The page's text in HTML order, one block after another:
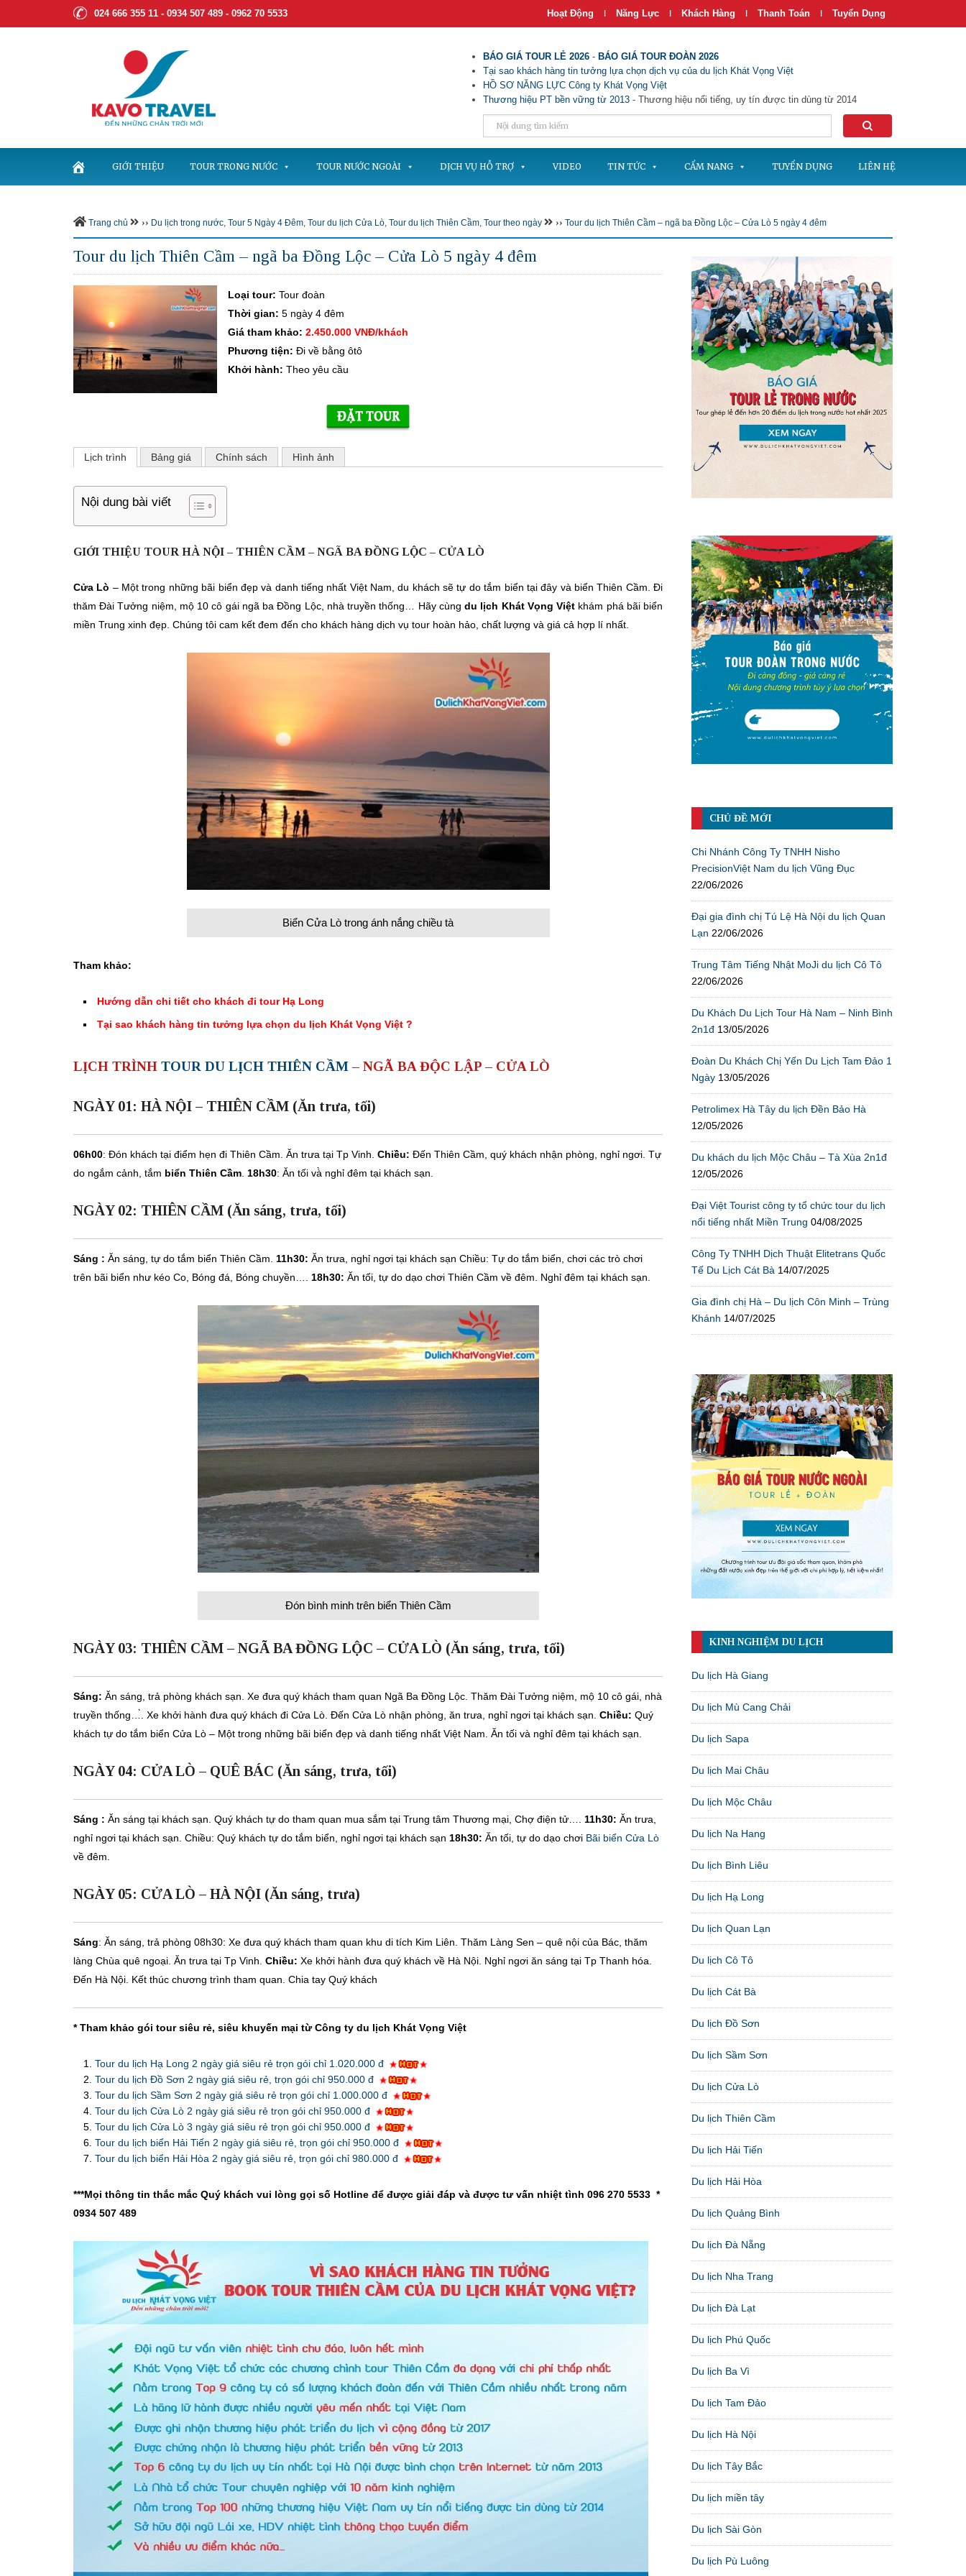
024 666 355 11 - 0934 507 489 - 0962 70 5533 Hoạt Động | Năng Lực | Khách Hàng | Thanh Toán | Tuyển Dụng
BÁO GIÁ TOUR LẺ 2026 - BÁO GIÁ TOUR ĐOÀN 2026
Tại sao khách hàng tin tưởng lựa chọn dịch vụ của du lịch Khát Vọng Việt
HỒ SƠ NĂNG LỰC Công ty Khát Vọng Việt
Thương hiệu PT bền vững từ 2013 - Thương hiệu nổi tiếng, uy tín được tin dùng từ 2014
GIỚI THIỆU TOUR TRONG NƯỚC TOUR NƯỚC NGOÀI DỊCH VỤ HỖ TRỢ VIDEO TIN TỨC CẨM NANG TUYỂN DỤNG LIÊN HỆ
Trang chủ ›› Du lịch trong nước, Tour 5 Ngày 4 Đêm, Tour du lịch Cửa Lò, Tour du lịch Thiên Cầm, Tour theo ngày ›› Tour du lịch Thiên Cầm – ngã ba Đồng Lộc – Cửa Lò 5 ngày 4 đêm
Tour du lịch Thiên Cầm – ngã ba Đồng Lộc – Cửa Lò 5 ngày 4 đêm
Loại tour: Tour đoàn
Thời gian: 5 ngày 4 đêm
Giá tham khảo: 2.450.000 VNĐ/khách
Phương tiện: Đi về bằng ôtô
Khởi hành: Theo yêu cầu
Lịch trình Bảng giá Chính sách Hình ảnh
Nội dung bài viết
GIỚI THIỆU TOUR HÀ NỘI – THIÊN CẦM – NGÃ BA ĐỒNG LỘC – CỬA LÒ
Cửa Lò – Một trong những bãi biển đẹp và danh tiếng nhất Việt Nam, du khách sẽ tự do tắm biển tại đây và biển Thiên Cầm. Đi
thăm Đài Tưởng niệm, mộ 10 cô gái ngã ba Đồng Lộc, nhà truyền thống… Hãy cùngdu lịch Khát Vọng Việt khám phá bãi biển
miền Trung xinh đẹp. Chúng tôi cam kết đem đến cho khách hàng dịch vụ tour hoàn hảo, chất lượng và giá cả hợp lí nhất.
Biển Cửa Lò trong ánh nắng chiều tà
Tham khảo:
Hướng dẫn chi tiết cho khách đi tour Hạ Long
Tại sao khách hàng tin tưởng lựa chọn du lịch Khát Vọng Việt ?
LỊCH TRÌNH TOUR DU LỊCH THIÊN CẦM – NGÃ BA ĐỘC LẬP – CỬA LÒ
NGÀY 01: HÀ NỘI – THIÊN CẦM (Ăn trưa, tối)
06h00: Đón khách tại điểm hẹn đi Thiên Cầm. Ăn trưa tại Tp Vinh. Chiều: Đến Thiên Cầm, quý khách nhận phòng, nghỉ ngơi. Tự
do ngắm cảnh, tắm biển Thiên Cầm 18h30: Ăn tối và̀ nghỉ đêm tại khách sạn.
NGÀY 02: THIÊN CẦM (Ăn sáng, trưa, tối)
Sáng : Ăn sáng, tự do tắm biển Thiên Cầm. 11h30: Ăn trưa, nghỉ ngơi tại khách sạn Chiều: Tự do tắm biển, chơi các trò chơi
trên bãi biển như kéo Co, Bóng đá, Bóng chuyền…. 18h30: Ăn tối, tự do dạo chơi Thiên Cầm về đêm. Nghỉ đêm tại khách sạn.
Đón bình minh trên biển Thiên Cầm
NGÀY 03: THIÊN CẦM – NGÃ BA ĐỒNG LỘC – CỬA LÒ (Ăn sáng, trưa, tối)
Sáng: Ăn sáng, trả phòng khách sạn. Xe đưa quý khách tham quan Ngã Ba Đồng Lộc. Thăm Đài Tưởng niệm, mộ 10 cô gái, nhà
truyền thống…̀. Xe khởi hành đưa quý khách đi Cửa Lò. Đến Cửa Lò nhận phòng, ăn trưa, nghỉ ngơi tại khách sạn. Chiều: Quý
khách tự do tắm biển Cửa Lò – Một trong những bãi biển đẹp và danh tiếng nhất Việt Nam. Ăn tối và nghỉ đêm tại khách sạn.
NGÀY 04: CỬA LÒ – QUÊ BÁC (Ăn sáng, trưa, tối)
Sáng : Ăn sáng tại khách sạn. Quý khách tự do tham quan mua sắm tại Trung tâm Thương mại, Chợ điện tử…. 11h30: Ăn trưa,
nghỉ ngơi tại khách sạn. Chiều: Quý khách tự do tắm biển, nghỉ ngơi tại khách sạn 18h30: Ăn tối, tự do dạo chơi Bãi biển Cửa Lò
về đêm.
NGÀY 05: CỬA LÒ – HÀ NỘI (Ăn sáng, trưa)
Sáng: Ăn sáng, trả phòng 08h30: Xe đưa quý khách tham quan khu di tích Kim Liên. Thăm Làng Sen – quê nội của Bác, thăm
làng Chùa quê ngoại. Ăn trưa tại Tp Vinh. Chiều: Xe khởi hành đưa quý khách về Hà Nội. Nghỉ ngơi ăn sáng tại Tp Thanh hóa.
Đến Hà Nội. Kết thúc chương trình tham quan. Chia tay Quý khách
* Tham khảo gói tour siêu rẻ, siêu khuyến mại từ Công ty du lịch Khát Vọng Việt
Tour du lịch Hạ Long 2 ngày giá siêu rẻ trọn gói chỉ 1.020.000 đ
Tour du lịch Đồ Sơn 2 ngày giá siêu rẻ, trọn gói chỉ 950.000 đ
Tour du lịch Sầm Sơn 2 ngày giá siêu rẻ trọn gói chỉ 1.000.000 đ
Tour du lịch Cửa Lò 2 ngày giá siêu rẻ trọn gói chỉ 950.000 đ
Tour du lịch Cửa Lò 3 ngày giá siêu rẻ trọn gói chỉ 950.000 đ
Tour du lịch biển Hải Tiến 2 ngày giá siêu rẻ, trọn gói chỉ 950.000 đ
Tour du lịch biển Hải Hòa 2 ngày giá siêu rẻ, trọn gói chỉ 980.000 đ
***Mọi thông tin thắc mắc Quý khách vui lòng gọi số Hotline để được giải đáp và được tư vấn nhiệt tình 096 270 5533 *
0934 507 489
CHỦ ĐỀ MỚI
Chi Nhánh Công Ty TNHH Nisho
PrecisionViệt Nam du lịch Vũng Đục
22/06/2026
Đại gia đình chị Tú Lệ Hà Nội du lịch Quan
Lạn 22/06/2026
Trung Tâm Tiếng Nhật MoJi du lịch Cô Tô
22/06/2026
Du Khách Du Lịch Tour Hà Nam – Ninh Bình
2n1đ 13/05/2026
Đoàn Du Khách Chị Yến Du Lịch Tam Đảo 1
Ngày 13/05/2026
Petrolimex Hà Tây du lịch Đền Bảo Hà
12/05/2026
Du khách du lịch Mộc Châu – Tà Xùa 2n1đ
12/05/2026
Đại Việt Tourist công ty tổ chức tour du lịch
nổi tiếng nhất Miền Trung 04/08/2025
Công Ty TNHH Dịch Thuật Elitetrans Quốc
Tế Du Lịch Cát Bà 14/07/2025
Gia đình chị Hà – Du lịch Côn Minh – Trùng
Khánh 14/07/2025
KINH NGHIỆM DU LỊCH
Du lịch Hà Giang
Du lịch Mù Cang Chải
Du lịch Sapa
Du lịch Mai Châu
Du lịch Mộc Châu
Du lịch Na Hang
Du lịch Bình Liêu
Du lịch Hạ Long
Du lịch Quan Lạn
Du lịch Cô Tô
Du lịch Cát Bà
Du lịch Đồ Sơn
Du lịch Sầm Sơn
Du lịch Cửa Lò
Du lịch Thiên Cầm
Du lịch Hải Tiến
Du lịch Hải Hòa
Du lịch Quảng Bình
Du lịch Đà Nẵng
Du lịch Nha Trang
Du lịch Đà Lạt
Du lịch Phú Quốc
Du lịch Ba Vì
Du lịch Tam Đảo
Du lịch Hà Nội
Du lịch Tây Bắc
Du lịch miền tây
Du lịch Sài Gòn
Du lịch Pù Luông